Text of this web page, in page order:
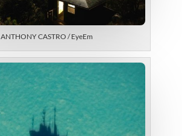
ANTHONY CASTRO / EyeEm